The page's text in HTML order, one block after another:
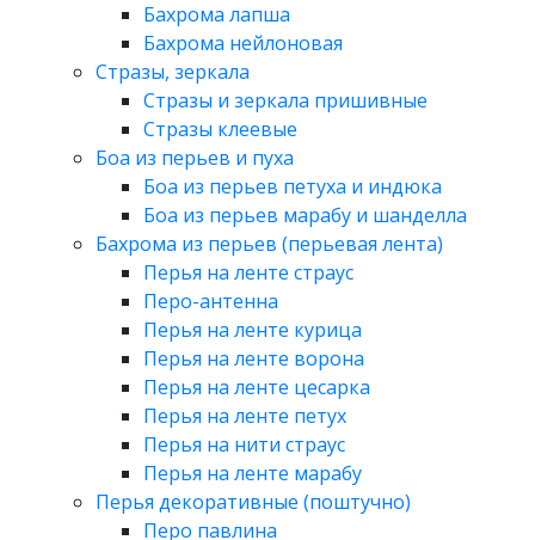
Бахрома лапша
Бахрома нейлоновая
Стразы, зеркала
Стразы и зеркала пришивные
Стразы клеевые
Боа из перьев и пуха
Боа из перьев петуха и индюка
Боа из перьев марабу и шанделла
Бахрома из перьев (перьевая лента)
Перья на ленте страус
Перо-антенна
Перья на ленте курица
Перья на ленте ворона
Перья на ленте цесарка
Перья на ленте петух
Перья на нити страус
Перья на ленте марабу
Перья декоративные (поштучно)
Перо павлина